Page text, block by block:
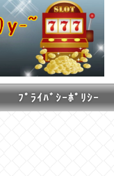
ﾌﾟﾗｲﾊﾞｼｰﾎﾟﾘｼｰ